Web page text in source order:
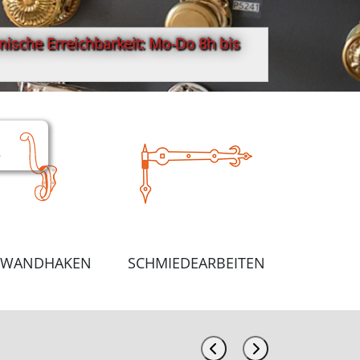
Erreichbarkeit: Mo-Do 8h bis
WANDHAKEN SCHMIEDEARBEITEN